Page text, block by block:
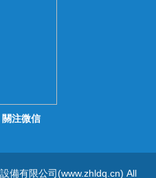
注微信
備有限公司(www.zhldq.cn) All